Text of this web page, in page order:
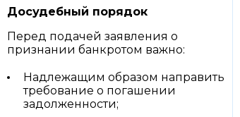
Досудебный порядок
Перед подачей заявления о
признании банкротом важно:
Надлежащим образом направить
требование о погашении
задолженности;